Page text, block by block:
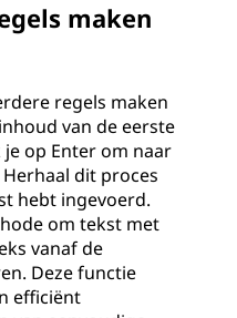
maken
regels maken
van de eerste
op Enter om naar
dit proces
hebt ingevoerd.
om tekst met
vanaf de
Deze functie
efficiënt